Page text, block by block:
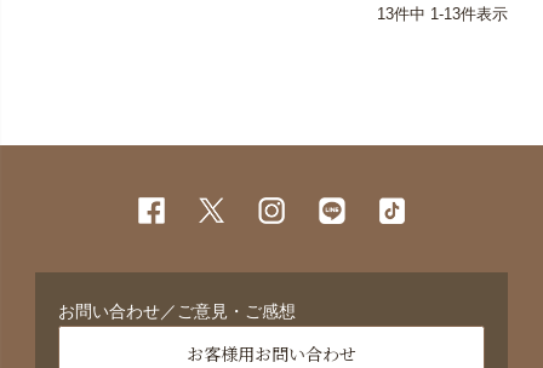
13件中 1-13件表示
お問い合わせ／ご意見・ご感想
お客様用お問い合わせ